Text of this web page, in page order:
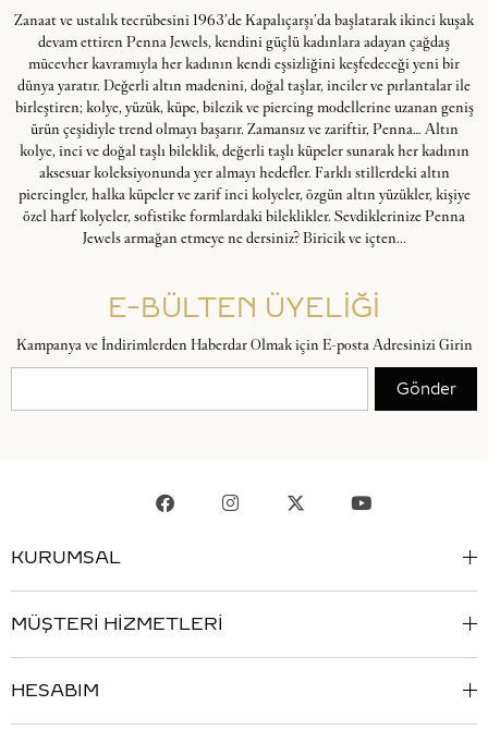
Zanaat ve ustalık tecrübesini 1963’de Kapalıçarşı’da başlatarak ikinci kuşak
devam ettiren Penna Jewels, kendini güçlü kadınlara adayan çağdaş
mücevher kavramıyla her kadının kendi eşsizliğini keşfedeceği yeni bir
dünya yaratır. Değerli altın madenini, doğal taşlar, inciler ve pırlantalar ile
birleştiren; kolye, yüzük, küpe, bilezik ve piercing modellerine uzanan geniş
ürün çeşidiyle trend olmayı başarır. Zamansız ve zariftir, Penna… Altın
kolye, inci ve doğal taşlı bileklik, değerli taşlı küpeler sunarak her kadının
aksesuar koleksiyonunda yer almayı hedefler. Farklı stillerdeki altın
piercingler, halka küpeler ve zarif inci kolyeler, özgün altın yüzükler, kişiye
özel harf kolyeler, sofistike formlardaki bileklikler. Sevdiklerinize Penna
Jewels armağan etmeye ne dersiniz? Biricik ve içten...
E-BÜLTEN ÜYELİĞİ
Kampanya ve İndirimlerden Haberdar Olmak için E-posta Adresinizi Girin
Gönder
KURUMSAL
MÜŞTERİ HİZMETLERİ
HESABIM